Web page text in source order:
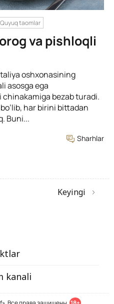
Quyuq taomlar
va pishloqli
oshxonasining
asosga ega
bezab turadi.
har birini bittadan
Buni...
Sharhlar
Keyingi
kanali